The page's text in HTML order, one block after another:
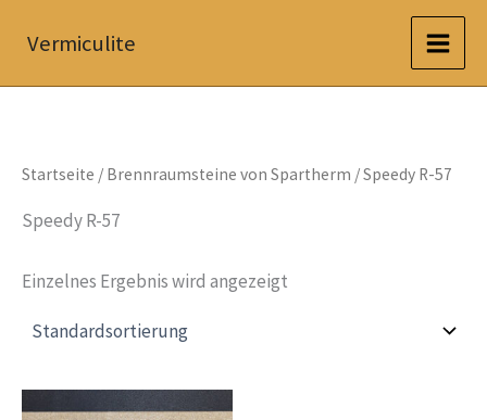
InhaltVermiculite
Startseite / Brennraumsteine von Spartherm / Speedy R-57
Speedy R-57
Einzelnes Ergebnis wird angezeigt